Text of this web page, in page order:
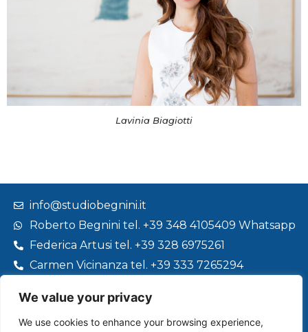
We value your privacy
We use cookies to enhance your browsing experience,
Lavinia Biagiotti
info@studiobegnini.it
Roberto Begnini tel. +39 348 4105409 Whatsapp
Federica Artusi tel. +39 328 6975261
Carmen Vicinanza tel. +39 333 7265294